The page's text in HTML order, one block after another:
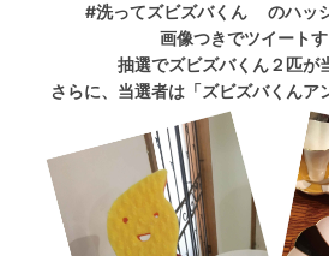
#洗ってズビズバくん のハッ
画像つきでツイートす
抽選でズビズバくん２匹が
さらに、当選者は「ズビズバくんア